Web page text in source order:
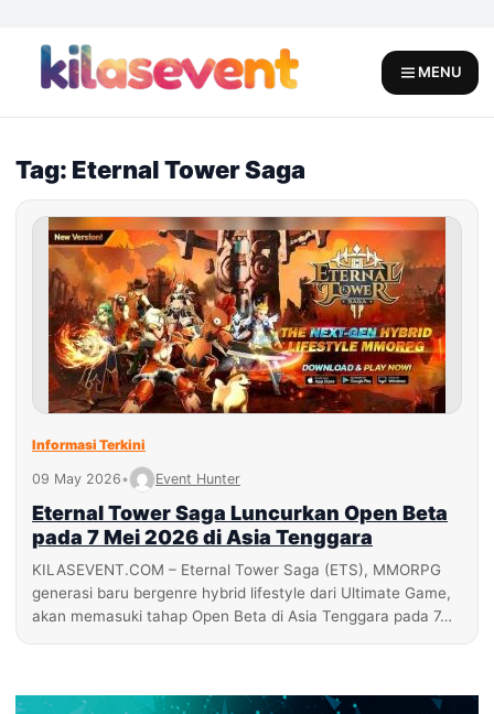
content
MENU
Tag: Eternal Tower Saga
Informasi Terkini
09 May 2026• Event Hunter
Eternal Tower Saga Luncurkan Open Beta
pada 7 Mei 2026 di Asia Tenggara
KILASEVENT.COM – Eternal Tower Saga (ETS), MMORPG
generasi baru bergenre hybrid lifestyle dari Ultimate Game,
akan memasuki tahap Open Beta di Asia Tenggara pada 7…